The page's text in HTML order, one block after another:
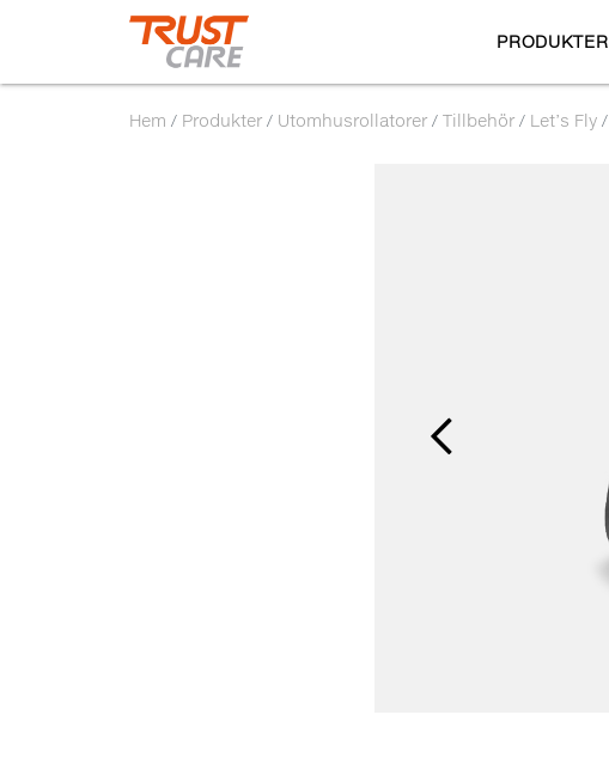
PRODUKTER
Hem Produkter Utomhusrollatorer Tillbehör Let’s Fly
Previous